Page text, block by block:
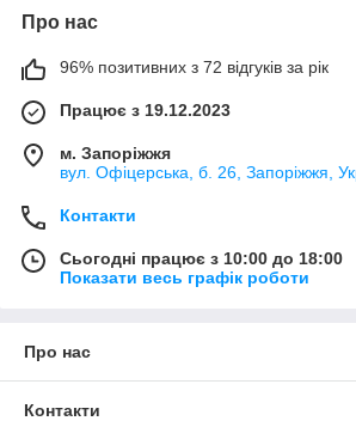
Про нас
96% позитивних з 72 відгуків за рік
Працює з 19.12.2023
м. Запоріжжя
вул. Офіцерська, б. 26, Запоріжжя,
Контакти
Сьогодні працює з 10:00 до 18:00
Показати весь графік роботи
Про нас
Контакти